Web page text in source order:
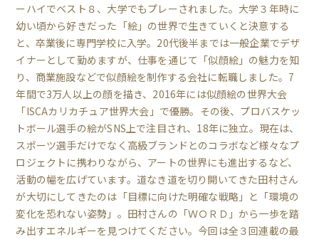
ーハイでベスト８、大学でもプレーされました。大学３年時に
幼い頃から好きだった「絵」の世界で生きていくと決意する
と、卒業後に専門学校に入学。20代後半までは一般企業でデザ
イナーとして勤めますが、仕事を通じて「似顔絵」の魅力を知
り、商業施設などで似顔絵を制作する会社に転職しました。7
年間で3万人以上の顔を描き、2016年には似顔絵の世界大会
「ISCAカリカチュア世界大会」で優勝。その後、プロバスケッ
トボール選手の絵がSNS上で注目され、18年に独立。現在は、
スポーツ選手だけでなく高級ブランドとのコラボなど様々なプ
ロジェクトに携わりながら、アートの世界にも進出するなど、
活動の幅を広げています。道なき道を切り開いてきた田村さん
が大切にしてきたのは「目標に向けた明確な戦略」と「環境の
変化を恐れない姿勢」。田村さんの「ＷＯＲＤ」から一歩を踏
み出すエネルギーを見つけてください。今回は全３回連載の最